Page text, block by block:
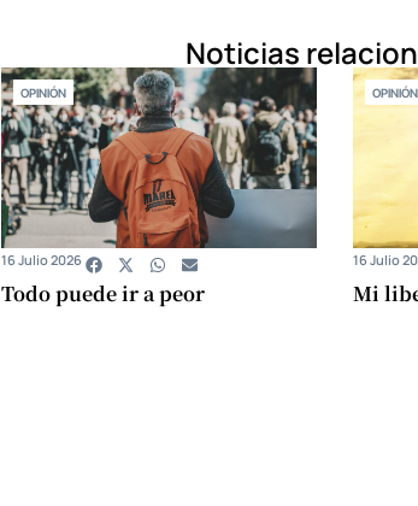
Noticias
OPINIÓN
Todo puede ir a peor
16 Julio 2026
OPINIÓN
Mi
16 Julio